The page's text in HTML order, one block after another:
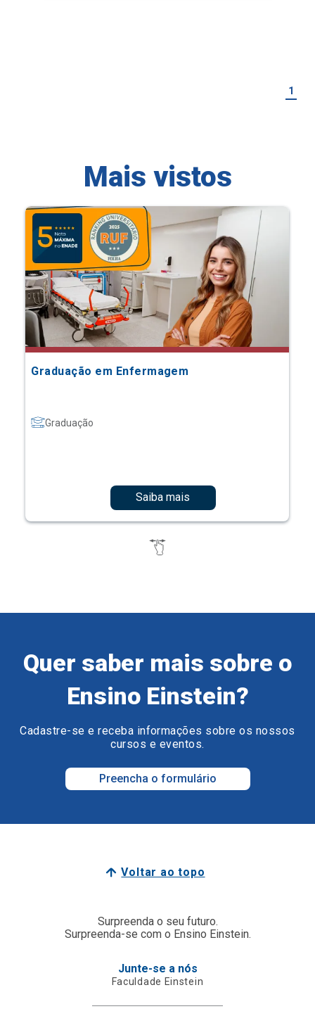
1
Mais vistos
Graduação em Enfermagem
Graduação
Saiba mais
Quer saber mais sobre o
Ensino Einstein?
Cadastre-se e receba informações sobre os nossos
cursos e eventos.
Preencha o formulário
Voltar ao topo
Surpreenda o seu futuro.
Surpreenda-se com o Ensino Einstein.
Junte-se a nós
Faculdade Einstein